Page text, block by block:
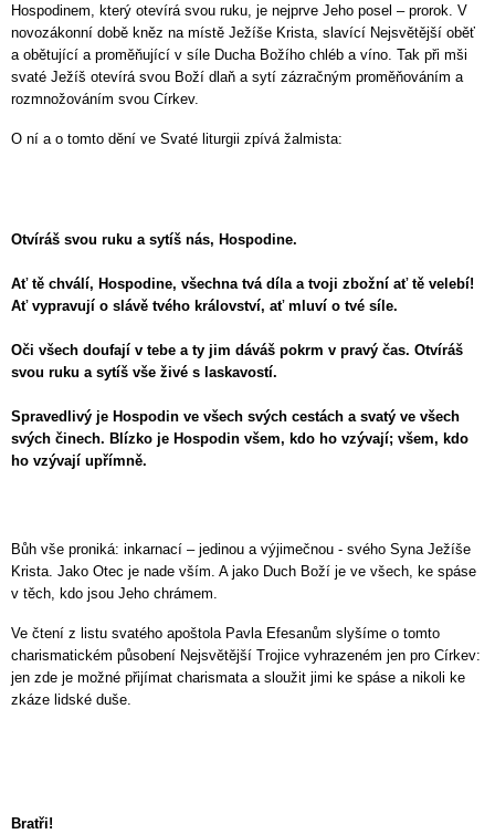
Hospodinem, který otevírá svou ruku, je nejprve Jeho posel – prorok. V
novozákonní době kněz na místě Ježíše Krista, slavící Nejsvětější oběť
a obětující a proměňující v síle Ducha Božího chléb a víno. Tak při mši
svaté Ježíš otevírá svou Boží dlaň a sytí zázračným proměňováním a
rozmnožováním svou Církev.
O ní a o tomto dění ve Svaté liturgii zpívá žalmista:
Otvíráš svou ruku a sytíš nás, Hospodine.
Ať tě chválí, Hospodine, všechna tvá díla a tvoji zbožní ať tě velebí!
Ať vypravují o slávě tvého království, ať mluví o tvé síle.
Oči všech doufají v tebe a ty jim dáváš pokrm v pravý čas. Otvíráš
svou ruku a sytíš vše živé s laskavostí.
Spravedlivý je Hospodin ve všech svých cestách a svatý ve všech
svých činech. Blízko je Hospodin všem, kdo ho vzývají; všem, kdo
ho vzývají upřímně.
Bůh vše proniká: inkarnací – jedinou a výjimečnou - svého Syna Ježíše
Krista. Jako Otec je nade vším. A jako Duch Boží je ve všech, ke spáse
v těch, kdo jsou Jeho chrámem.
Ve čtení z listu svatého apoštola Pavla Efesanům slyšíme o tomto
charismatickém působení Nejsvětější Trojice vyhrazeném jen pro Církev:
jen zde je možné přijímat charismata a sloužit jimi ke spáse a nikoli ke
zkáze lidské duše.
Bratři!